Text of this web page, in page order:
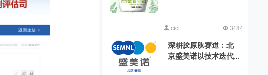
cici 3484
深耕胶原肽赛道：北
京盛美诺以技术迭代